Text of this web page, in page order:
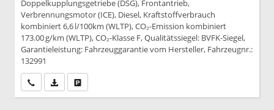
Doppelkupplungsgetriebe (DSG), Frontantrieb,
Verbrennungsmotor (ICE), Diesel, Kraftstoffverbrauch
kombiniert 6,6 l/100km (WLTP), CO₂-Emission kombiniert
173.00 g/km (WLTP), CO₂-Klasse F, Qualitätssiegel: BVFK-Siegel,
Garantieleistung: Fahrzeuggarantie vom Hersteller, Fahrzeugnr.:
132991
Wir rufen Sie anPDF-Datei, Fahrzeugexposé drucken